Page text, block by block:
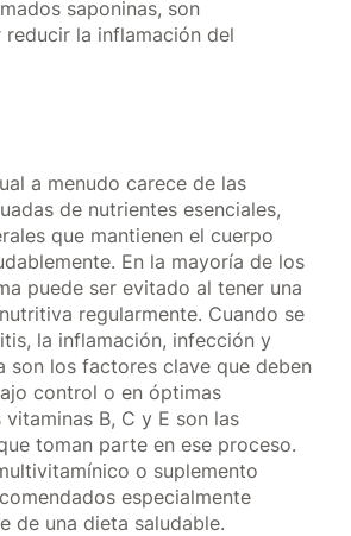
saponinas, son
la inflamación del
a menudo carece de las
de nutrientes esenciales,
que mantienen el cuerpo
En la mayoría de los
puede ser evitado al tener una
regularmente. Cuando se
la inflamación, infección y
son los factores clave que deben
control o en óptimas
B, C y E son las
toman parte en ese proceso.
o suplemento
especialmente
de una dieta saludable.